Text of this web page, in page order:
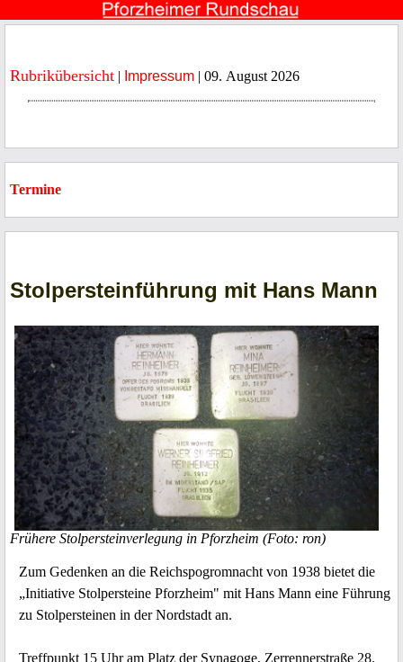
Rubrikübersicht | Impressum | 09. August 2026
Termine
Stolpersteinführung mit Hans Mann
Frühere Stolpersteinverlegung in Pforzheim (Foto: ron)
Zum Gedenken an die Reichspogromnacht von 1938 bietet die
„Initiative Stolpersteine Pforzheim" mit Hans Mann eine Führung
zu Stolpersteinen in der Nordstadt an.
Treffpunkt 15 Uhr am Platz der Synagoge, Zerrennerstraße 28.